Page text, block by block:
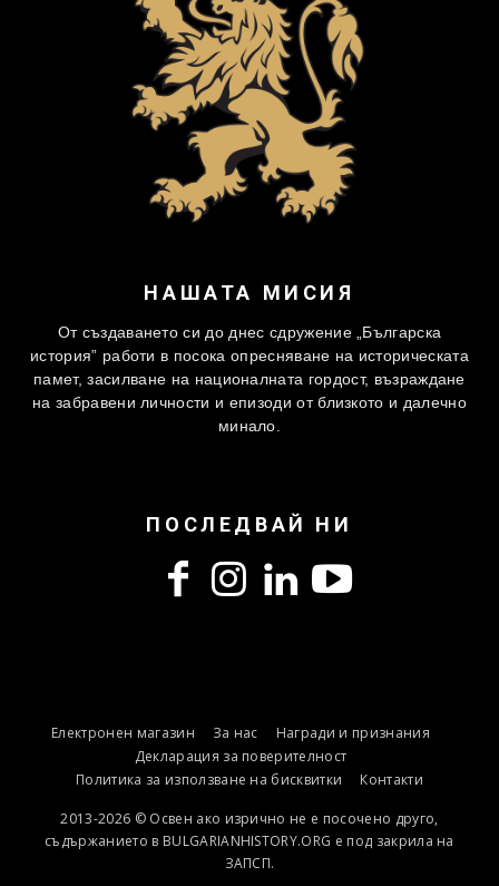
НАШАТА МИСИЯ
От създаването си до днес сдружение „Българска
история” работи в посока опресняване на историческата
памет, засилване на националната гордост, възраждане
на забравени личности и епизоди от близкото и далечно
минало.
ПОСЛЕДВАЙ НИ
Електронен магазин За нас
Награди и признания
Декларация за поверителност
Политика за използване на бисквитки
Контакти
2013-2026 © Освен ако изрично не е посочено друго,
съдържанието в BULGARIANHISTORY.ORG е под закрила на
ЗАПСП.